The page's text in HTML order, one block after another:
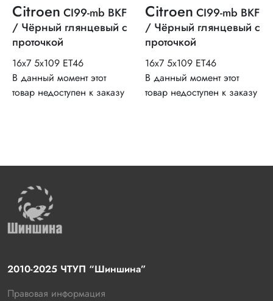
Citroen CI99-mb BKF
/ Чёрный глянцевый с
проточкой
16x7 5x109 ET46
В данный момент этот
товар недоступен к заказу
Citroen CI99-mb BKF
/ Чёрный глянцевый с
проточкой
16x7 5x109 ET46
В данный момент этот
товар недоступен к заказу
2010-2025 ЧТУП “Шиншина”
Правовая информация